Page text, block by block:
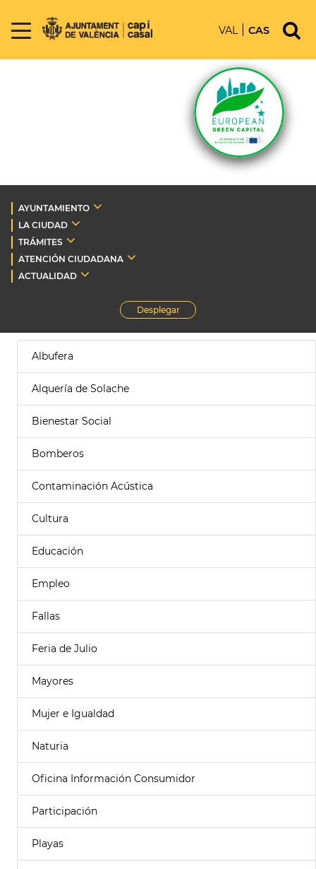
VAL CAS
AYUNTAMIENTO
LA CIUDAD
TRÁMITES
ATENCIÓN CIUDADANA
ACTUALIDAD
Desplegar
Albufera
Alquería de Solache
Bienestar Social
Bomberos
Contaminación Acústica
Cultura
Educación
Empleo
Fallas
Feria de Julio
Mayores
Mujer e Igualdad
Naturia
Oficina Información Consumidor
Participación
Playas